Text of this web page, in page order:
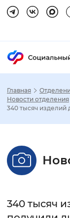
Главная
Новости отделения
340 тысяч изделий
340 тысяч